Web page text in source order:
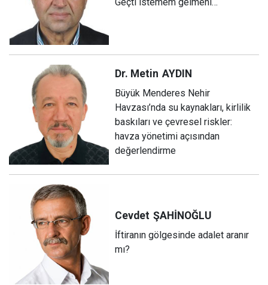
Dr. Metin AYDIN
Büyük Menderes Nehir
Havzası’nda su kaynakları, kirlilik
baskıları ve çevresel riskler:
havza yönetimi açısından
değerlendirme
Cevdet ŞAHİNOĞLU
İftiranın gölgesinde adalet aranır
mı?